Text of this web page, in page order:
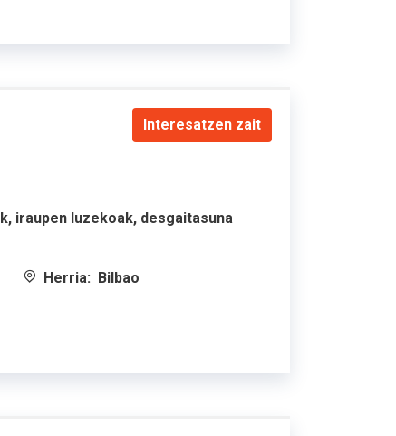
Interesatzen zait
iraupen luzekoak, desgaitasuna
Herria: Bilbao